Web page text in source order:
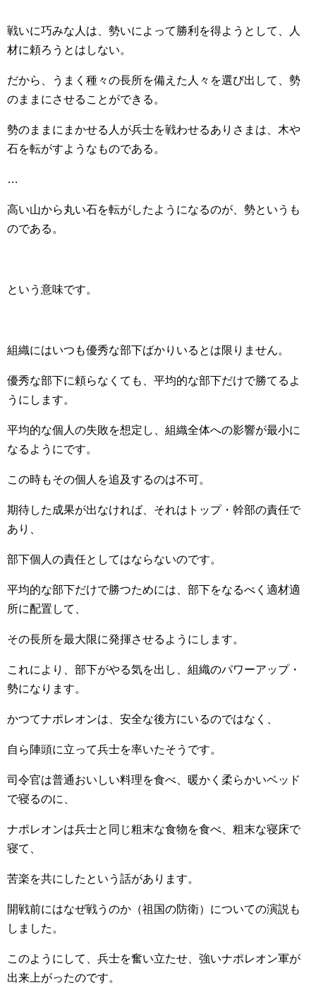
戦いに巧みな人は、勢いによって勝利を得ようとして、人
材に頼ろうとはしない。
だから、うまく種々の長所を備えた人々を選び出して、勢
のままにさせることができる。
勢のままにまかせる人が兵士を戦わせるありさまは、木や
石を転がすようなものである。
…
高い山から丸い石を転がしたようになるのが、勢というも
のである。
という意味です。
組織にはいつも優秀な部下ばかりいるとは限りません。
優秀な部下に頼らなくても、平均的な部下だけで勝てるよ
うにします。
平均的な個人の失敗を想定し、組織全体への影響が最小に
なるようにです。
この時もその個人を追及するのは不可。
期待した成果が出なければ、それはトップ・幹部の責任で
あり、
部下個人の責任としてはならないのです。
平均的な部下だけで勝つためには、部下をなるべく適材適
所に配置して、
その長所を最大限に発揮させるようにします。
これにより、部下がやる気を出し、組織のパワーアップ・
勢になります。
かつてナポレオンは、安全な後方にいるのではなく、
自ら陣頭に立って兵士を率いたそうです。
司令官は普通おいしい料理を食べ、暖かく柔らかいベッド
で寝るのに、
ナポレオンは兵士と同じ粗末な食物を食べ、粗末な寝床で
寝て、
苦楽を共にしたという話があります。
開戦前にはなぜ戦うのか（祖国の防衛）についての演説も
しました。
このようにして、兵士を奮い立たせ、強いナポレオン軍が
出来上がったのです。